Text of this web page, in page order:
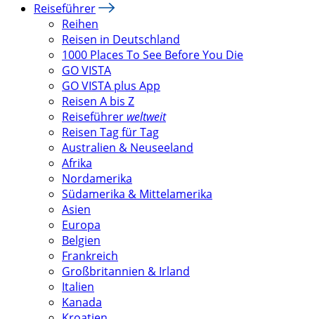
Reiseführer
Reihen
Reisen in Deutschland
1000 Places To See Before You Die
GO VISTA
GO VISTA plus App
Reisen A bis Z
Reiseführer weltweit
Reisen Tag für Tag
Australien & Neuseeland
Afrika
Nordamerika
Südamerika & Mittelamerika
Asien
Europa
Belgien
Frankreich
Großbritannien & Irland
Italien
Kanada